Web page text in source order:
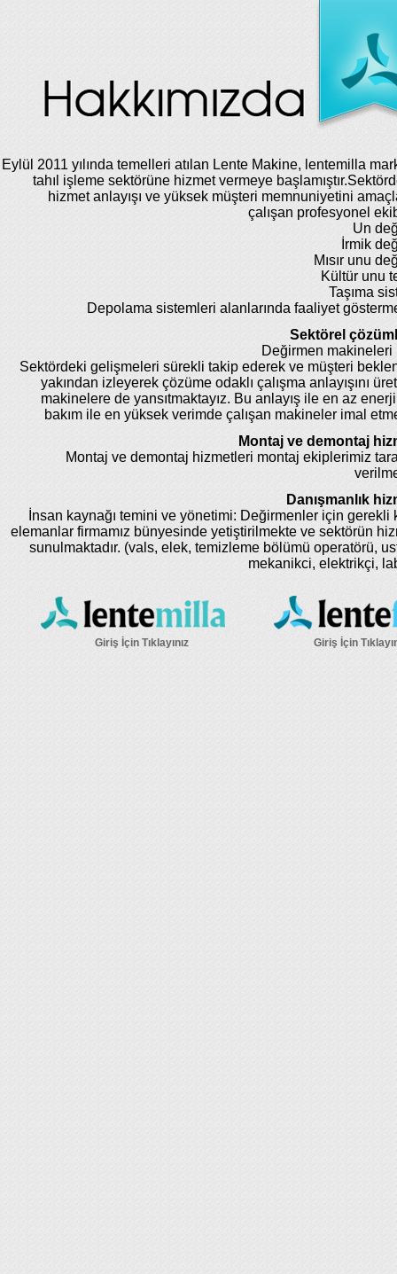
Eylül 2011 yılında temelleri atılan Lente Makine, lentemilla
tahıl işleme sektörüne hizmet vermeye
hizmet anlayışı ve yüksek müşteri memnuniyetini
çalışan profesyonel
Un
İrmik
Mısır unu
Kültür unu
Taşıma
Depolama sistemleri alanlarında faaliyet
Sektörel
Değirmen makineleri
Sektördeki gelişmeleri sürekli takip ederek ve müşteri
yakından izleyerek çözüme odaklı çalışma anlayışını
makinelere de yansıtmaktayız. Bu anlayış ile en az
bakım ile en yüksek verimde çalışan makineler imal
Montaj ve demontaj
Montaj ve demontaj hizmetleri montaj ekiplerimiz
Danışmanlık
İnsan kaynağı temini ve yönetimi: Değirmenler için gerekli
elemanlar firmamız bünyesinde yetiştirilmekte ve sektörün
sunulmaktadır. (vals, elek, temizleme bölümü operatörü,
mekanikci, elektrikçi,
Giriş İçin Tıklayınız Giriş İçin